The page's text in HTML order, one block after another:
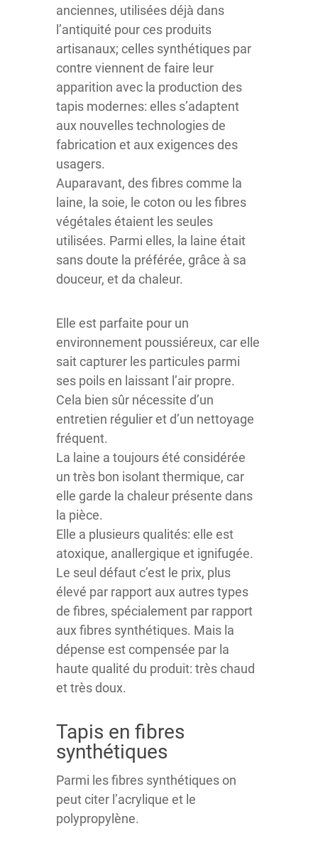
anciennes, utilisées déjà dans
l’antiquité pour ces produits
artisanaux; celles synthétiques par
contre viennent de faire leur
apparition avec la production des
tapis modernes: elles s’adaptent
aux nouvelles technologies de
fabrication et aux exigences des
usagers.
Auparavant, des fibres comme la
laine, la soie, le coton ou les fibres
végétales étaient les seules
utilisées. Parmi elles, la laine était
sans doute la préférée, grâce à sa
douceur, et da chaleur.
Elle est parfaite pour un
environnement poussiéreux, car elle
sait capturer les particules parmi
ses poils en laissant l’air propre.
Cela bien sûr nécessite d’un
entretien régulier et d’un nettoyage
fréquent.
La laine a toujours été considérée
un très bon isolant thermique, car
elle garde la chaleur présente dans
la pièce.
Elle a plusieurs qualités: elle est
atoxique, anallergique et ignifugée.
Le seul défaut c’est le prix, plus
élevé par rapport aux autres types
de fibres, spécialement par rapport
aux fibres synthétiques. Mais la
dépense est compensée par la
haute qualité du produit: très chaud
et très doux.
Tapis en fibres
synthétiques
Parmi les fibres synthétiques on
peut citer l’acrylique et le
polypropylène.